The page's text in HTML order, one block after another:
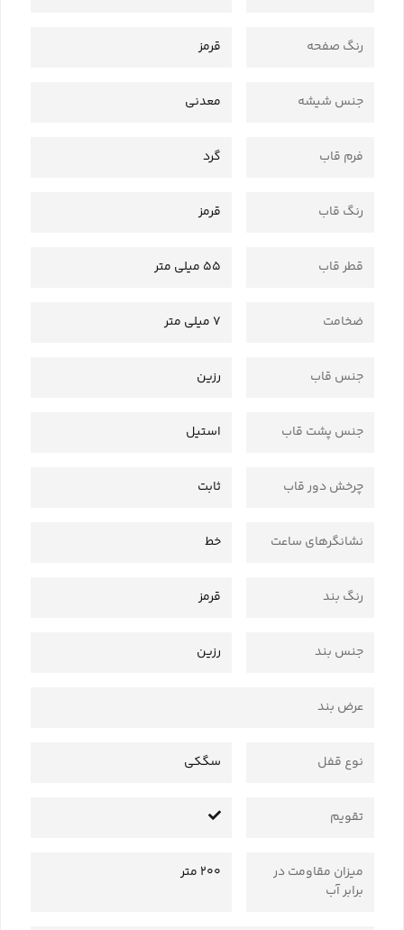
رنگ صفحه قرمز
جنس شیشه معدنی
فرم قاب گرد
رنگ قاب قرمز
قطر قاب 55 میلی متر
ضخامت 7 میلی متر
جنس قاب رزین
جنس پشت قاب استیل
چرخش دور قاب ثابت
نشانگرهای ساعت خط
رنگ بند قرمز
جنس بند رزین
عرض بند
نوع قفل سگکی
تقویم
میزان مقاومت در
برابر آب
200 متر